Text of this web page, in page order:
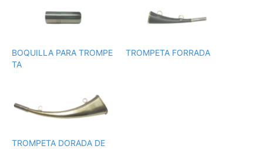
BOQUILLA PARA TROMPE
TA
TROMPETA FORRADA
TROMPETA DORADA DE